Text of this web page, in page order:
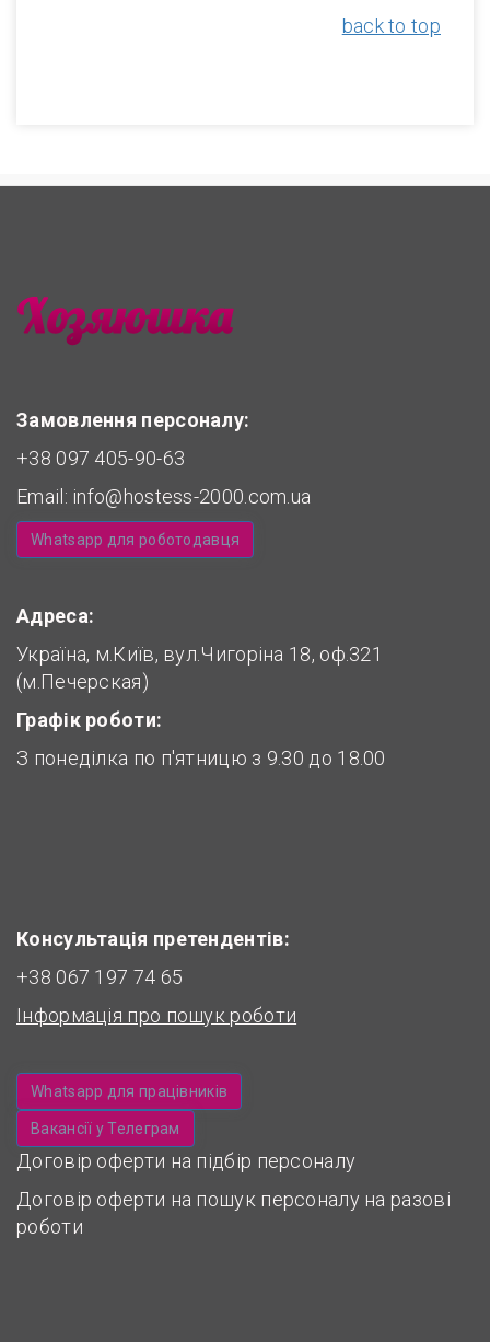
back to top
Замовлення персоналу:
+38 097 405-90-63
Email: info@hostess-2000.com.ua
Whatsapp для роботодавця
Адреса:
Україна, м.Київ, вул.Чигоріна 18, оф.321
(м.Печерская)
Графік роботи:
З понеділка по п'ятницю з 9.30 до 18.00
Консультація претендентів:
+38 067 197 74 65
Інформація про пошук роботи
Whatsapp для працівників
Вакансії у Телеграм
Договір оферти на підбір персоналу
Договір оферти на пошук персоналу на разові
роботи